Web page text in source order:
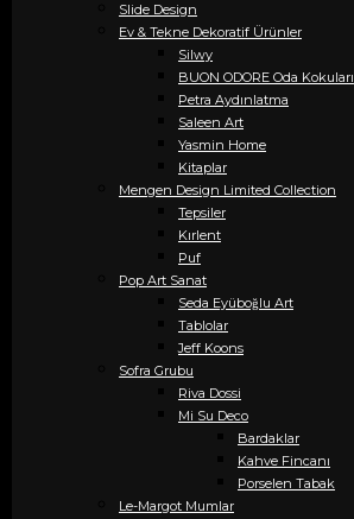
Slide Design
Ev & Tekne Dekoratif Ürünler
Silwy
BUON ODORE Oda Kokuları
Petra Aydınlatma
Saleen Art
Yasmin Home
Kitaplar
Mengen Design Limited Collection
Tepsiler
Kırlent
Puf
Pop Art Sanat
Seda Eyüboğlu Art
Tablolar
Jeff Koons
Sofra Grubu
Riva Dossi
Mi Su Deco
Bardaklar
Kahve Fincanı
Porselen Tabak
Le-Margot Mumlar